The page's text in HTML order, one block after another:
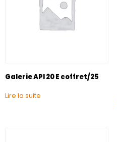
Galerie API 20 E coffret/25
Lire la suite